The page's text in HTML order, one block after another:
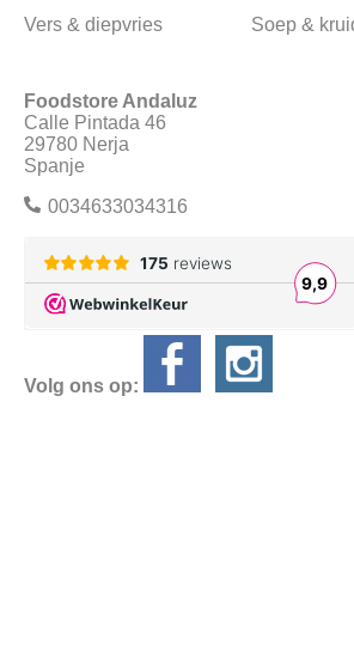
Vers & diepvries
Soep &
Foodstore Andaluz
Calle Pintada 46
29780 Nerja
Spanje
0034633034316
Volg ons op: